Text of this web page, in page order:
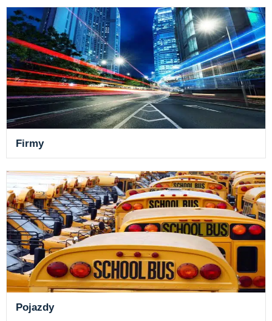
Firmy
Pojazdy